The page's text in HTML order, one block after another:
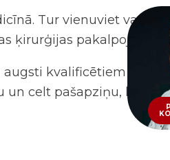
Tur vienuviet
ķirurģijas pakalpojumus.
kvalificētiem
un celt pašapziņu, ko